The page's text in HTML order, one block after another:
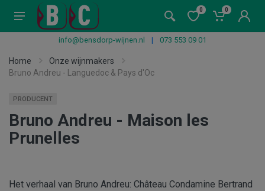
0 0
info@bensdorp-wijnen.nl | 073 553 09 01
Home
Onze wijnmakers
Bruno Andreu - Languedoc & Pays d'Oc
PRODUCENT
Bruno Andreu - Maison les
Prunelles
Het verhaal van Bruno Andreu: Château Condamine Bertrand